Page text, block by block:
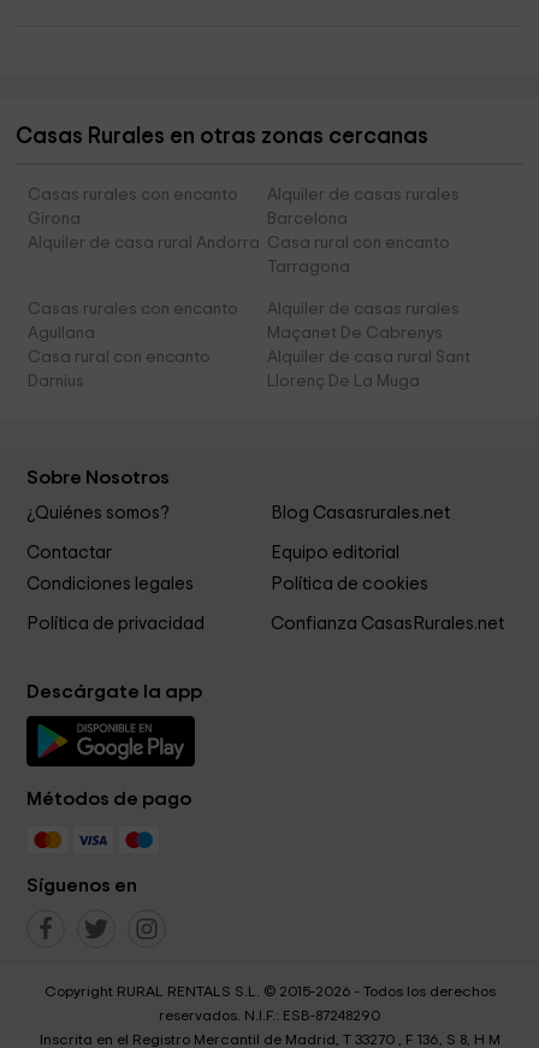
Casas Rurales en otras zonas cercanas
Casas rurales con encanto
Girona
Alquiler de casas rurales
Barcelona
Alquiler de casa rural Andorra Casa rural con encanto
Tarragona
Casas rurales con encanto
Agullana
Alquiler de casas rurales
Maçanet De Cabrenys
Casa rural con encanto
Darnius
Alquiler de casa rural Sant
Llorenç De La Muga
Sobre Nosotros
¿Quiénes somos? Blog Casasrurales.net
Contactar
Equipo editorial
Condiciones legales
Política de cookies
Política de privacidad Confianza CasasRurales.net
Descárgate la app
Métodos de pago
Síguenos en
Copyright RURAL RENTALS S.L. © 2015-2026 - Todos los derechos
reservados. N.I.F.: ESB-87248290
Inscrita en el Registro Mercantil de Madrid, T 33270 , F 136, S 8, H M